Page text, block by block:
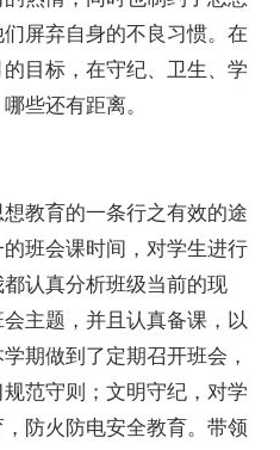
屏弃自身的不良习惯。在
目标，在守纪、卫生、学
些还有距离。
教育的一条行之有效的途
班会课时间，对学生进行
认真分析班级当前的现
主题，并且认真备课，以
期做到了定期召开班会，
范守则；文明守纪，对学
防火防电安全教育。带领